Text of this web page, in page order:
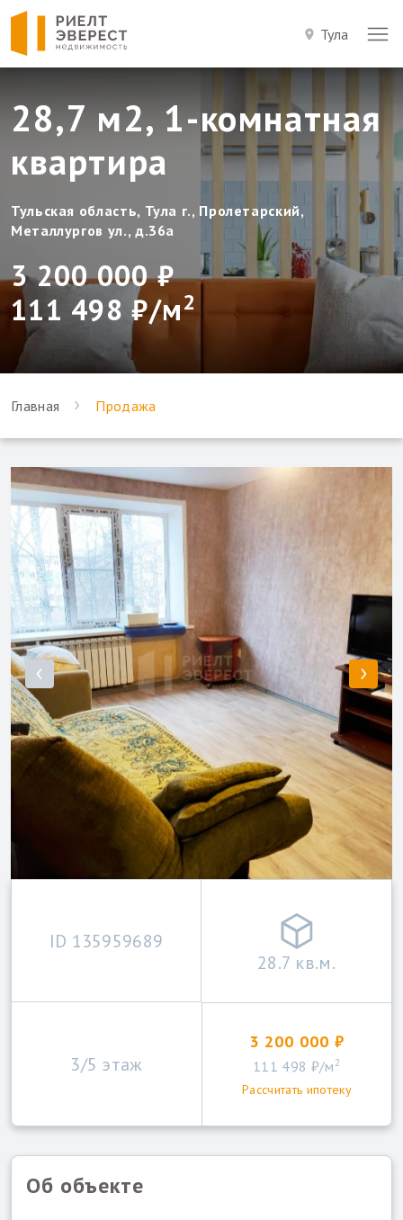
Тула
28,7 м2, 1-комнатная
квартира
Тульская область, Тула г., Пролетарский,
Металлургов ул., д.36а
3 200 000 ₽
111 498 ₽/м2
Главная Продажа
ID 135959689
28.7 кв.м.
3/5 этаж
3 200 000 ₽
111 498 ₽/м2
Рассчитать ипотеку
Об объекте